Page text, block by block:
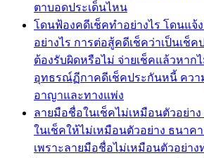
ตาบอดประเด็นไหน
โดนฟ้องคดีเช็คทำอย่างไร โดนแจ้
อย่างไร การต่อสู้คดีเช็คว่าเป็นเช็
ต้องรับผิดหรือไม่ จ่ายเช็คแล้วหาก
อุทธรณ์ฏีกาคดีเช็คประกันหนี้ ควา
อาญาและทางแพ่ง
ลายมือชื่อในเช็คไม่เหมือนตัวอย่าง
ในเช็คให้ไม่เหมือนตัวอย่าง ธนาคา
เพราะลายมือชื่อไม่เหมือนตัวอย่าง